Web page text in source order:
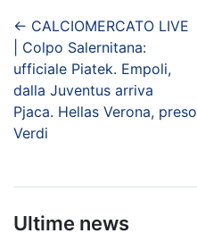
← CALCIOMERCATO LIVE
| Colpo Salernitana:
ufficiale Piatek. Empoli,
dalla Juventus arriva
Pjaca. Hellas Verona, preso
Verdi
Ultime news